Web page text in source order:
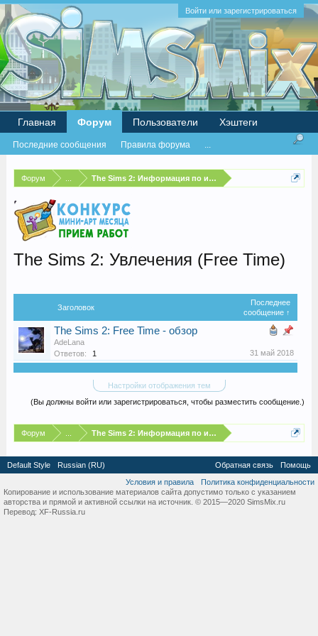
Войти или зарегистрироваться
Форум The Sims 2: Информация по игре
The Sims 2: Увлечения (Free Time)
Заголовок
Последнее
сообщение ↑
The Sims 2: Free Time - обзор
AdeLana
Ответов:
1 31 май 2018
Настройки отображения тем
(Вы должны войти или зарегистрироваться, чтобы разместить сообщение.)
Форум The Sims 2: Информация по игре
Главная Форум
Последние сообщения Правила форума ...
Пользователи Хэштеги
Default Style Russian (RU) Обратная связь
Помощь
Условия и правила
Политика конфиденциальности
Копирование и использование материалов сайта допустимо только с указанием
авторства и прямой и активной ссылки на источник. © 2015—2020 SimsMix.ru
Перевод: XF-Russia.ru